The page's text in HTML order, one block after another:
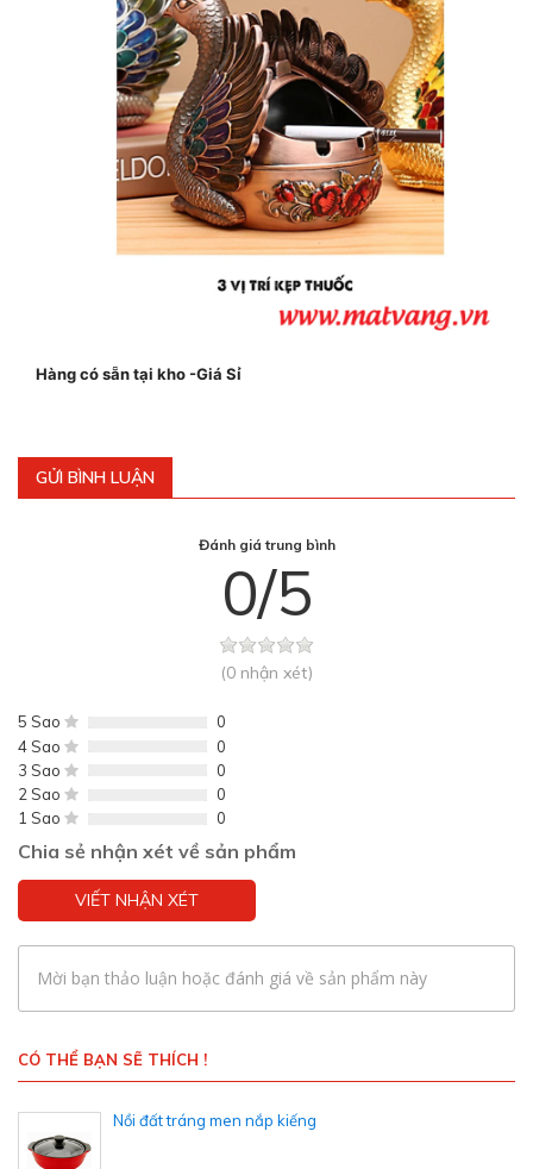
Hàng có sẵn tại kho -Giá Sỉ
GỬI BÌNH LUẬN
Đánh giá trung bình
0/5
(0 nhận xét)
5 Sao
0
4 Sao
0
3 Sao
0
2 Sao
0
1 Sao
0
Chia sẻ nhận xét về sản phẩm
VIẾT NHẬN XÉT
Mời bạn thảo luận hoặc đánh giá về sản phẩm này
CÓ THỂ BẠN SẼ THÍCH !
Nồi đất tráng men nắp kiếng